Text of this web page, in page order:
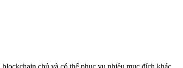
chủ và có thể phục vụ nhiều mục đích khác